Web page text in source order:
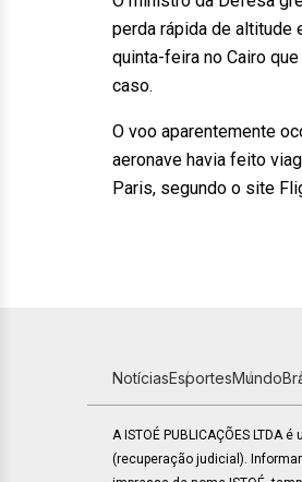
perda rápida de altitude
quinta-feira no Cairo
caso.
O voo aparentemente
aeronave havia feito
Paris, segundo o site
NotíciasEsportesMundo
A ISTOÉ PUBLICAÇÕES LTDA
(recuperação judicial).